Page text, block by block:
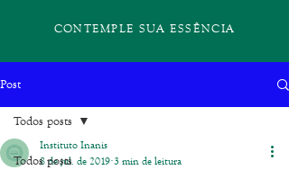
CONTEMPLE SUA ESSÊNCIA
Post
Todos posts
Todos posts
Instituto Inanis
8 de jul. de 2019 3 min de leitura